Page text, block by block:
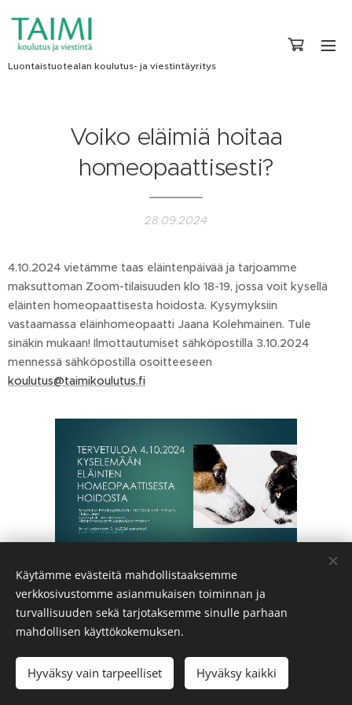
Luontaistuotealan koulutus- ja viestintäyritys
Voiko eläimiä hoitaa
homeopaattisesti?
28.09.2024
4.10.2024 vietämme taas eläintenpäivää ja tarjoamme
maksuttoman Zoom-tilaisuuden klo 18-19, jossa voit kysellä
eläinten homeopaattisesta hoidosta. Kysymyksiin
vastaamassa eläinhomeopaatti Jaana Kolehmainen. Tule
sinäkin mukaan! Ilmottautumiset sähköpostilla 3.10.2024
mennessä sähköpostilla osoitteeseen
koulutus@taimikoulutus.fi
Share
Opiskelu kannattaa aina!
Käytämme evästeitä mahdollistaaksemme
verkkosivustomme asianmukaisen toiminnan ja
turvallisuuden sekä tarjotaksemme sinulle parhaan
mahdollisen käyttökokemuksen.
Hyväksy vain tarpeelliset Hyväksy kaikki